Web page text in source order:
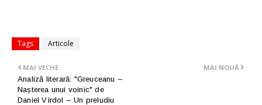
Tags Articole
MAI NOUĂ
MAI VECHE
Analiză literară: "Greuceanu –
Nașterea unui voinic" de
Daniel Vîrdol – Un preludiu